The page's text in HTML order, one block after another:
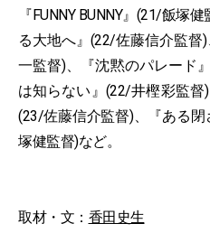
『FUNNY BUNNY』(21/飯塚
る大地へ』(22/佐藤信介監
一監督)、『沈黙のパレード
は知らない』(22/井樫彩監督
(23/佐藤信介監督)、『ある
塚健監督)など。
取材・文： 香田史生